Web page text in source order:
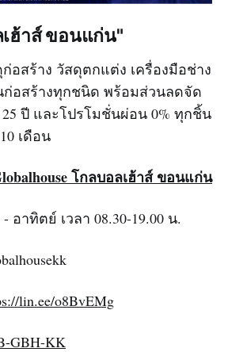
ฮ้าส์ ขอนแก่น"
อสร้าง วัสดุตกแต่ง เครื่องมือช่าง
อสร้างทุกชนิด พร้อมส่วนลดจัด
ปี และโปรโมชั่นผ่อน 0% ทุกชิ้น
เดือน
โกลบอลเฮ้าส์ ขอนแก่น
อาทิตย์ เวลา 08.30-19.00 น.
lin.ee/o8BvEMg
GBH-KK